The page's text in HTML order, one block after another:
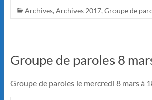
Archives, Archives 2017, Groupe de
Groupe de paroles 8
Groupe de paroles le mercredi 8 mars à